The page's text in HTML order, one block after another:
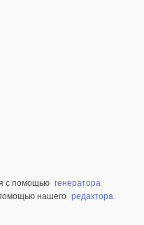
с помощью генератора
нашего редактора